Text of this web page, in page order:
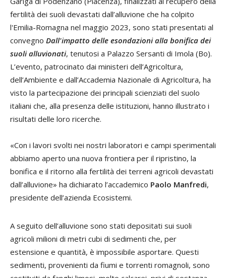
fertilità dei suoli devastati dall’alluvione che ha colpito
l'Emilia-Romagna nel maggio 2023, sono stati presentati al
convegno Dall'impatto delle esondazioni alla bonifica dei
suoli alluvionati, tenutosi a Palazzo Sersanti di Imola (Bo).
L’evento, patrocinato dai ministeri dell’Agricoltura,
dell’Ambiente e dall’Accademia Nazionale di Agricoltura, ha
visto la partecipazione dei principali scienziati del suolo
italiani che, alla presenza delle istituzioni, hanno illustrato i
risultati delle loro ricerche.
«Con i lavori svolti nei nostri laboratori e campi sperimentali
abbiamo aperto una nuova frontiera per il ripristino, la
bonifica e il ritorno alla fertilità dei terreni agricoli devastati
dall’alluvione» ha dichiarato l’accademico Paolo Manfredi,
presidente dell’azienda Ecosistemi.
A seguito dell’alluvione sono stati depositati sui suoli
agricoli milioni di metri cubi di sedimenti che, per
estensione e quantità, è impossibile asportare. Questi
sedimenti, provenienti da fiumi e torrenti romagnoli, sono